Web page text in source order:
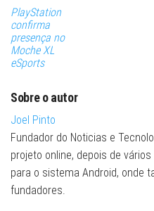
PlayStation
confirma
presença no
Moche XL
eSports
Sobre o autor
Joel Pinto
Fundador do Noticias e
projeto online, depois de
para o sistema Android, onde
fundadores.